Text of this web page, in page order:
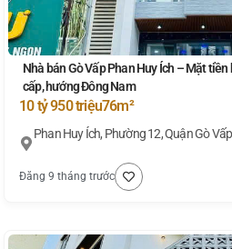
Nhà bán Gò Vấp Phan Huy Ích – Mặt
cấp, hướng Đông Nam
10 tỷ 950 triệu76m²
Phan Huy Ích, Phường 12, Quận Gò
Đăng 9 tháng trước